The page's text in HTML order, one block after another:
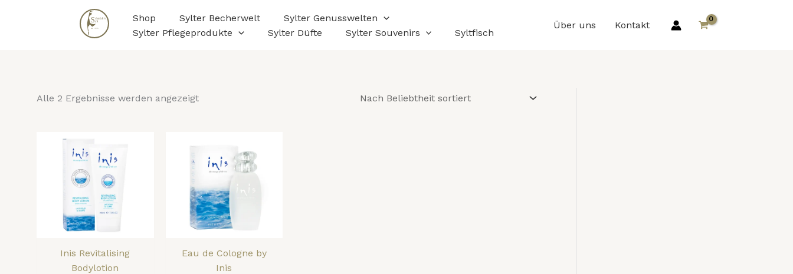
Shop Sylter Becherwelt
Sylter Genusswelten
Sylter Pflegeprodukte
Sylter Düfte Sylter Souvenirs Syltfisch
Über uns Kontakt
Alle 2 Ergebnisse werden angezeigt
Beliebtheit
sortiert
Inis Revitalising
Bodylotion
Eau de Cologne by
Inis